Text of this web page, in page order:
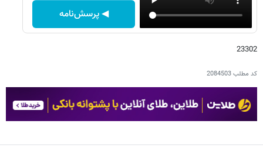
◀ پرسش‌نامه
23302
کد مطلب2084503